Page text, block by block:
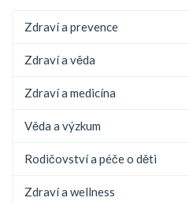
Zdraví a prevence
Zdraví a věda
Zdraví a medicína
Věda a výzkum
Rodičovství a péče o děti
Zdraví a wellness